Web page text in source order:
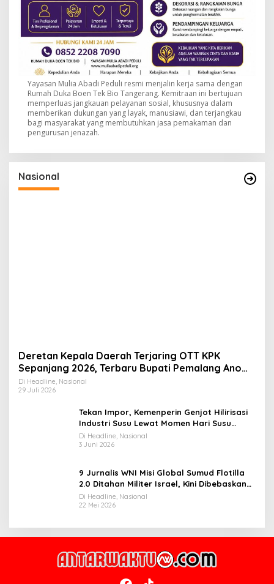
Yayasan Mulia Abadi Peduli resmi menjalin kerja sama dengan
Rumah Duka Boen Tek Bio Tangerang. Kemitraan ini bertujuan
memperluas jangkauan pelayanan sosial, khususnya dalam
memberikan dukungan yang layak, manusiawi, dan terjangkau
bagi masyarakat yang membutuhkan jasa pemakaman dan
pengurusan jenazah.
Nasional
Deretan Kepala Daerah Terjaring OTT KPK
Sepanjang 2026, Terbaru Bupati Pemalang Anom
Widiyantoro
Di Headline, Nasional
29 Juli 2026
Tekan Impor, Kemenperin Genjot Hilirisasi
Industri Susu Lewat Momen Hari Susu
Nusantara 2026
Di Headline, Nasional
3 Juni 2026
9 Jurnalis WNI Misi Global Sumud Flotilla
2.0 Ditahan Militer Israel, Kini Dibebaskan
dan Dievakuasi ke Istanbul
Di Headline, Nasional
22 Mei 2026